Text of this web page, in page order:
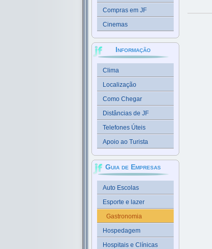
Compras em JF
Cinemas
Informação
Clima
Localização
Como Chegar
Distâncias de JF
Telefones Úteis
Apoio ao Turista
Guia de Empresas
Auto Escolas
Esporte e lazer
Gastronomia
Hospedagem
Hospitais e Clínicas